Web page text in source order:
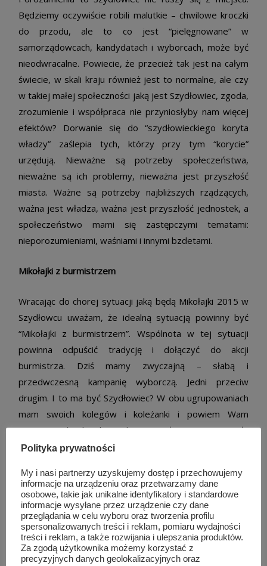
Będziemy oczywiście robili malutkie – chwilowe kroczki
do przodu, ale to co jest “pielęgnowane” w
samorządowcach, kandydatach i wyborcach, może być
nieodwracalne. Powiecie, że przecież tak jest na całym
świecie, w skali kraju również jest to normalne, ale czy
w takiej małej społeczności jaką jest Szydłowiec, zgoda,
zrozumienie i współpraca nie przyniosłyby nam więcej
efektów? Dorwanie się do “szydłowieckiego koryta
władzy” zaślepia tych, którzy przy tym “korycie”
urzędują. Nieważne są potrzeby społeczeństwa,
nieważne są ich problemy, nieważna jest przyszłość
miasta. Ważne są potrzeby najbliższych rządzących,
ważna jest władza, ważna jest przyszłość jednostek, a
społeczeństwo mami się zastępczymi tematami:
nieporozumieniami, waśniami i innymi bzdetami.
Mikołajki z burmistrzem
Wracając do chorej sytuacji jaką będą Mikołajki 2015 w
Szydłowcu uważam, że idealną sytuacją powinny być
“Mikołajki z burmistrzem”. Wspólnota w tej sytuacji
powinna odpuścić tradycję i dołączyć do akcji
burmistrza. Dziś mamy zwyczajną – słabą i
przedwczesną kampanię wyborczą. Jedni przeciw
drugim. I to ma być Szydłowiec? W obu ugrupowaniach
mam swoich kolegów i koleżanki i powiem Wam
szczerze, że bardzo zdegustowała mnie zaistniała
sytuacja. Ci, którzy powinni dawać przykład
chory układ, chory podział. Na lepszych i gorszych?
Tylko, którzy są którzy? Nic się nie zmieniło w
Szydłowcu, jeżeli o to chce ktoś zapytać…
Zajrzyjcie do słownika
Polityka prywatności
My i nasi partnerzy uzyskujemy dostęp i przechowujemy
informacje na urządzeniu oraz przetwarzamy dane
osobowe, takie jak unikalne identyfikatory i standardowe
informacje wysyłane przez urządzenie czy dane
przeglądania w celu wyboru oraz tworzenia profilu
spersonalizowanych treści i reklam, pomiaru wydajności
treści i reklam, a także rozwijania i ulepszania produktów.
Za zgodą użytkownika możemy korzystać z
precyzyjnych danych geolokalizacyjnych oraz